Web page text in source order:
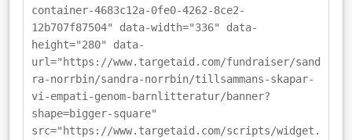
container-4683c12a-0fe0-4262-8ce2-
12b707f87504" data-width="336" data-
height="280" data-
url="https://www.targetaid.com/fundraiser/sand
ra-norrbin/sandra-norrbin/tillsammans-skapar-
vi-empati-genom-barnlitteratur/banner?
shape=bigger-square"
src="https://www.targetaid.com/scripts/widget.